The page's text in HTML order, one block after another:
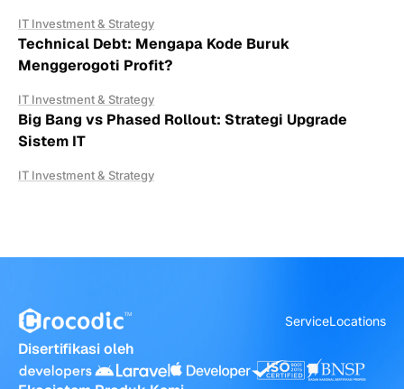
IT Investment & Strategy
Technical Debt: Mengapa Kode Buruk
Menggerogoti Profit?
IT Investment & Strategy
Big Bang vs Phased Rollout: Strategi Upgrade
Sistem IT
IT Investment & Strategy
ServiceLocations
Disertifikasi oleh